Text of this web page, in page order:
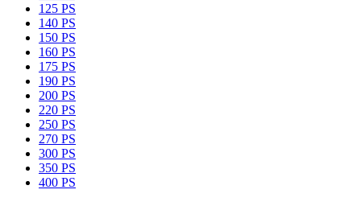
125 PS
140 PS
150 PS
160 PS
175 PS
190 PS
200 PS
220 PS
250 PS
270 PS
300 PS
350 PS
400 PS